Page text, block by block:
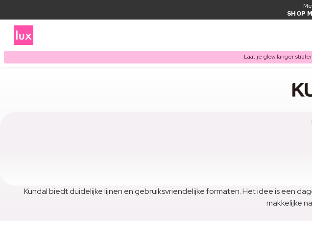
SHOP
Laat je glow langer
Kundal biedt duidelijke lijnen en gebruiksvriendelijke formaten. Het idee is een
makkelijke